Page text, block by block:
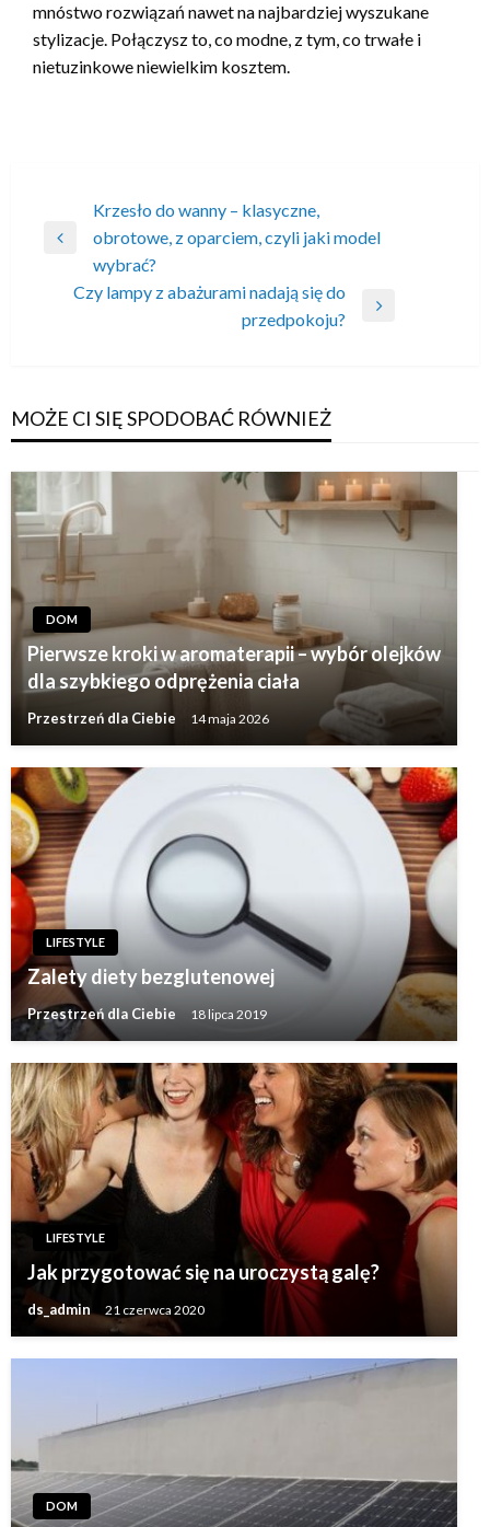
mnóstwo rozwiązań nawet na najbardziej wyszukane
stylizacje. Połączysz to, co modne, z tym, co trwałe i
nietuzinkowe niewielkim kosztem.
Nawigacja
wpisu
Poprzedni
Krzesło do wanny – klasyczne,
obrotowe, z oparciem, czyli jaki model
wybrać?
Czy lampy z abażurami nadają się do
przedpokoju?
MOŻE CI SIĘ SPODOBAĆ RÓWNIEŻ
DOM
Pierwsze kroki w aromaterapii – wybór olejków
dla szybkiego odprężenia ciała
Przestrzeń dla Ciebie 14 maja 2026
LIFESTYLE
Zalety diety bezglutenowej
Przestrzeń dla Ciebie 18 lipca 2019
LIFESTYLE
Jak przygotować się na uroczystą galę?
ds_admin 21 czerwca 2020
DOM